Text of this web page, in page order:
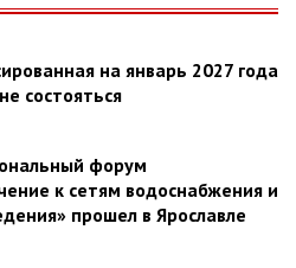
на январь 2027 года
состояться
форум
к сетям водоснабжения и
прошел в Ярославле